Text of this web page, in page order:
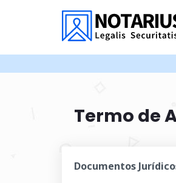
Termo de
Documentos